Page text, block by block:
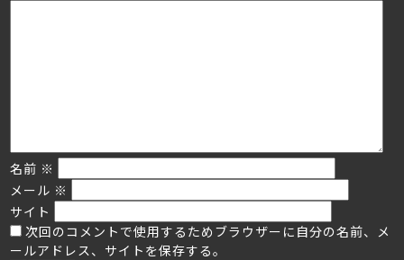
名前 ※
メール ※
サイト
次回のコメントで使用するためブラウザーに自分の名前、メ
ールアドレス、サイトを保存する。